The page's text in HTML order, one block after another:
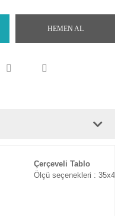
HEMEN AL
Çerçeveli Tablo
Ölçü seçenekleri :